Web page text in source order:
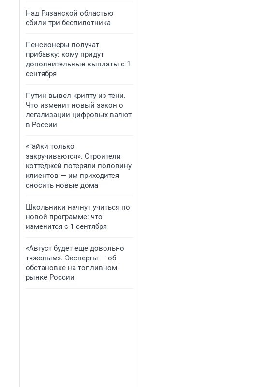
Над Рязанской областью
сбили три беспилотника
Пенсионеры получат
прибавку: кому придут
дополнительные выплаты с 1
сентября
Путин вывел крипту из тени.
Что изменит новый закон о
легализации цифровых валют
в России
«Гайки только
закручиваются». Строители
коттеджей потеряли половину
клиентов — им приходится
сносить новые дома
Школьники начнут учиться по
новой программе: что
изменится с 1 сентября
«Август будет еще довольно
тяжелым». Эксперты — об
обстановке на топливном
рынке России